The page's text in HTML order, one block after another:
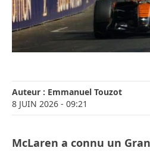
Auteur : Emmanuel Touzot
8 JUIN 2026 - 09:21
McLaren a connu un